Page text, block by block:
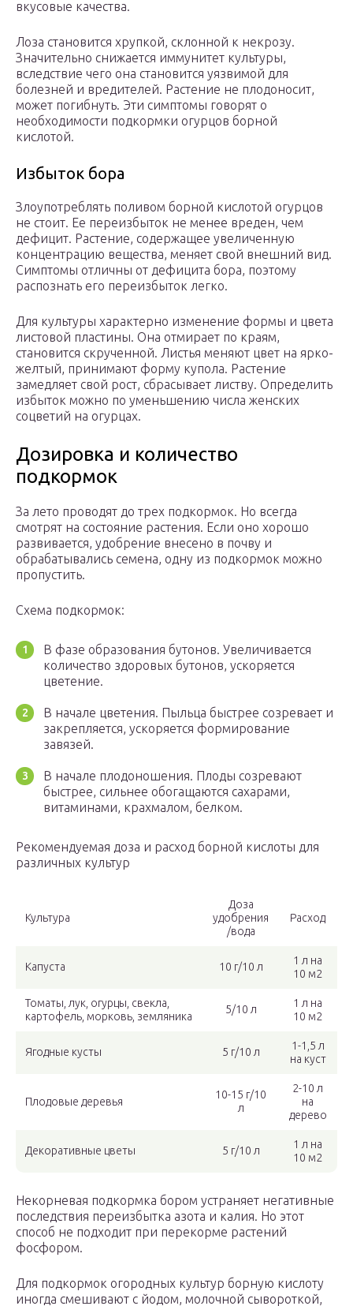
вкусовые качества.
Лоза становится хрупкой, склонной к некрозу.
Значительно снижается иммунитет культуры,
вследствие чего она становится уязвимой для
болезней и вредителей. Растение не плодоносит,
может погибнуть. Эти симптомы говорят о
необходимости подкормки огурцов борной
кислотой.
Избыток бора
Злоупотреблять поливом борной кислотой огурцов
не стоит. Ее переизбыток не менее вреден, чем
дефицит. Растение, содержащее увеличенную
концентрацию вещества, меняет свой внешний вид.
Симптомы отличны от дефицита бора, поэтому
распознать его переизбыток легко.
Для культуры характерно изменение формы и цвета
листовой пластины. Она отмирает по краям,
становится скрученной. Листья меняют цвет на ярко-
желтый, принимают форму купола. Растение
замедляет свой рост, сбрасывает листву. Определить
избыток можно по уменьшению числа женских
соцветий на огурцах.
Дозировка и количество
подкормок
За лето проводят до трех подкормок. Но всегда
смотрят на состояние растения. Если оно хорошо
развивается, удобрение внесено в почву и
обрабатывались семена, одну из подкормок можно
пропустить.
Схема подкормок:
В фазе образования бутонов. Увеличивается
количество здоровых бутонов, ускоряется
цветение.
В начале цветения. Пыльца быстрее созревает и
закрепляется, ускоряется формирование
завязей.
В начале плодоношения. Плоды созревают
быстрее, сильнее обогащаются сахарами,
витаминами, крахмалом, белком.
Рекомендуемая доза и расход борной кислоты для
различных культур
Культура
Доза
удобрения
/вода
Расход
Капуста 10 г/10 л
1 л на
10 м2
Томаты, лук, огурцы, свекла,
картофель, морковь, земляника
5/10 л
1 л на
10 м2
Ягодные кусты 5 г/10 л
1-1,5 л
на куст
Плодовые деревья
10-15 г/10
л
2-10 л
на
дерево
Декоративные цветы 5 г/10 л
1 л на
10 м2
Некорневая подкормка бором устраняет негативные
последствия переизбытка азота и калия. Но этот
способ не подходит при перекорме растений
фосфором.
Для подкормок огородных культур борную кислоту
иногда смешивают с йодом, молочной сывороткой,